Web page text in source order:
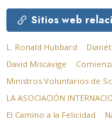
Sitios web
L. Ronald Hubbard
David Miscavige
Ministros Voluntarios de
LA ASOCIACIÓN
El Camino a la Felicidad